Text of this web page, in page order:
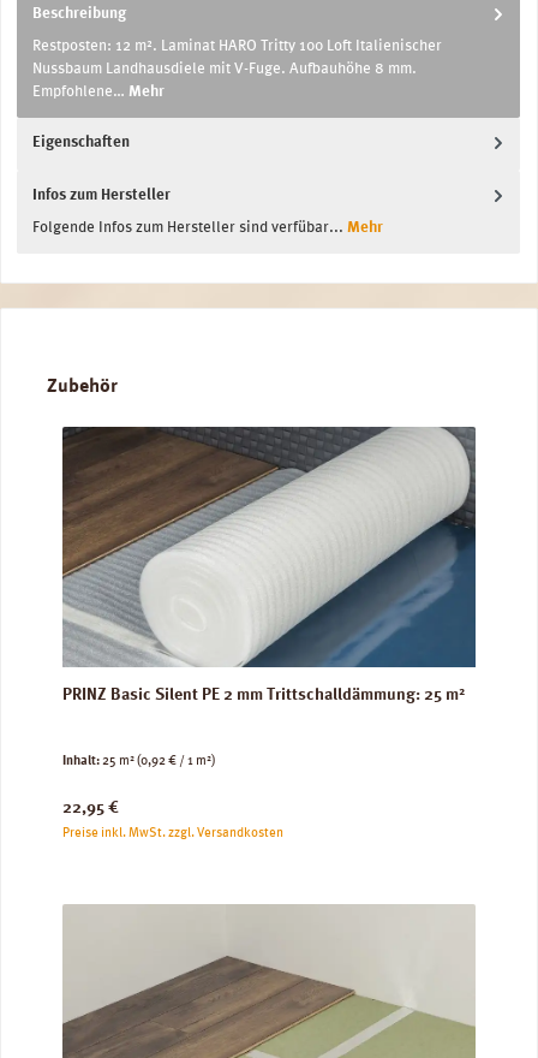
Beschreibung
Restposten: 12 m². Laminat HARO Tritty 100 Loft Italienischer
Nussbaum Landhausdiele mit V-Fuge. Aufbauhöhe 8 mm.
Empfohlene… Mehr
Eigenschaften
Infos zum Hersteller
Folgende Infos zum Hersteller sind verfübar... Mehr
Produktgalerie überspringen
Zubehör
PRINZ Basic Silent PE 2 mm Trittschalldämmung: 25 m²
Inhalt:25 m²(0,92 € / 1 m²)
Regulärer Preis:
22,95 €
Preise inkl. MwSt. zzgl. Versandkosten